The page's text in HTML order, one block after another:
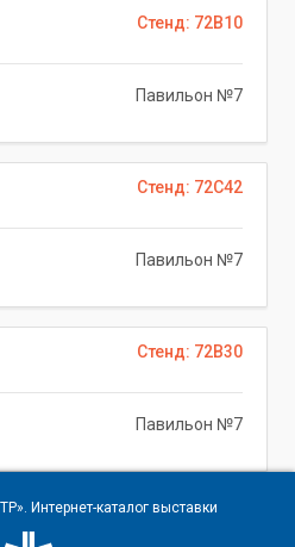
Стенд: 72B10
Павильон №7
Стенд: 72C42
Павильон №7
Стенд: 72B30
Павильон №7
. Интернет-каталог выставки